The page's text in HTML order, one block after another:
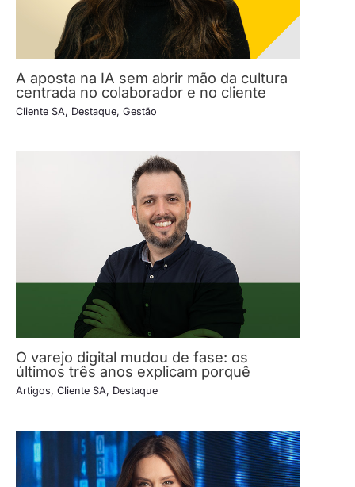
A aposta na IA sem abrir mão da cultura
centrada no colaborador e no cliente
Cliente SA, Destaque, Gestão
O varejo digital mudou de fase: os
últimos três anos explicam porquê
Artigos, Cliente SA, Destaque